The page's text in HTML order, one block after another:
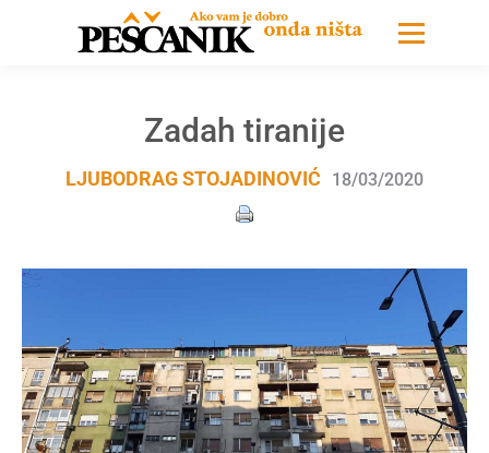
Zadah tiranije
LJUBODRAG STOJADINOVIĆ 18/03/2020